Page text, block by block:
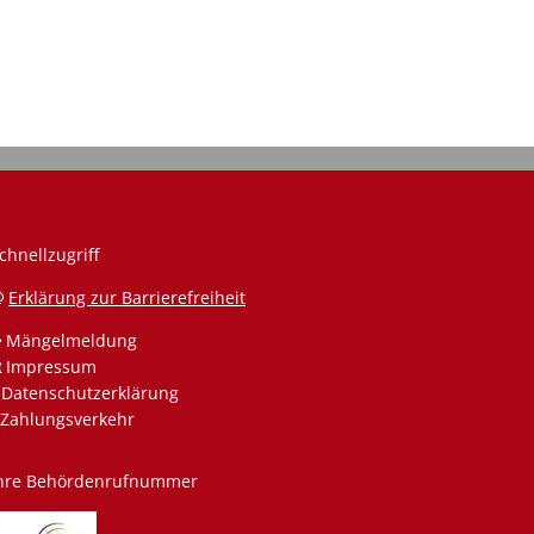
Erklärung zur Barrierefreiheit
Mängelmeldung
Impressum
Datenschutzerklärung
Zahlungsverkehr
Behördenrufnummer